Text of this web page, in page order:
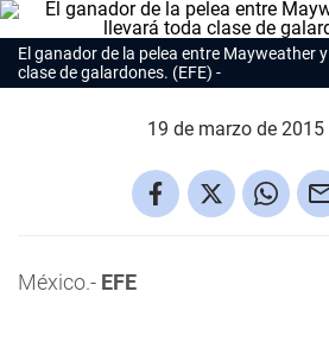
El ganador de la pelea entre Mayweather
clase de galardones. (EFE)
19 de marzo de 2015
México.- EFE